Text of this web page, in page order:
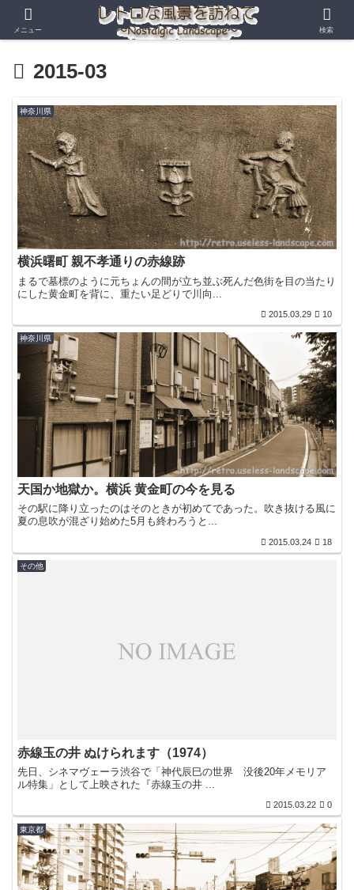
2015-03
神奈川県
横浜曙町 親不孝通りの赤線跡
まるで墓標のように元ちょんの間が立ち並ぶ死んだ色街を目の当たり
にした黄金町を背に、重たい足どりで川向...
2015.03.29 10
神奈川県
天国か地獄か。横浜 黄金町の今を見る
その駅に降り立ったのはそのときが初めてであった。吹き抜ける風に
夏の息吹が混ざり始めた5月も終わろうと...
2015.03.24 18
その他
赤線玉の井 ぬけられます（1974）
先日、シネマヴェーラ渋谷で「神代辰巳の世界 没後20年メモリア
ル特集」として上映された『赤線玉の井 ...
2015.03.22 0
東京都
メニュー 検索